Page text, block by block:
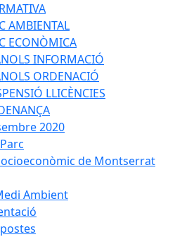
AMBIENTAL
ECONÒMICA
INFORMACIÓ
ORDENACIÓ
LLICÈNCIES
2020
de Montserrat
Ambient